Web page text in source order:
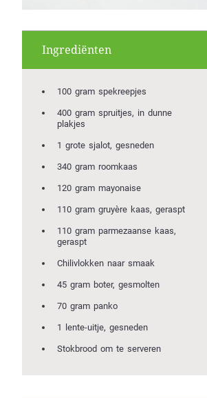
Ingrediënten
100 gram spekreepjes
400 gram spruitjes, in dunne
plakjes
1 grote sjalot, gesneden
340 gram roomkaas
120 gram mayonaise
110 gram gruyère kaas, geraspt
110 gram parmezaanse kaas,
geraspt
Chilivlokken naar smaak
45 gram boter, gesmolten
70 gram panko
1 lente-uitje, gesneden
Stokbrood om te serveren